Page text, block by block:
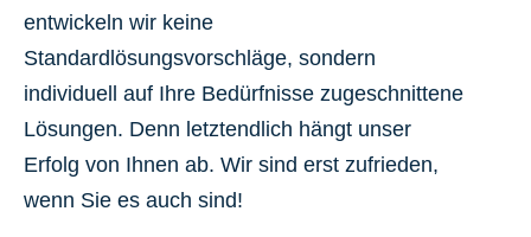
entwickeln wir keine
Standardlösungsvorschläge, sondern
individuell auf Ihre Bedürfnisse zugeschnittene
Lösungen. Denn letztendlich hängt unser
Erfolg von Ihnen ab. Wir sind erst zufrieden,
wenn Sie es auch sind!